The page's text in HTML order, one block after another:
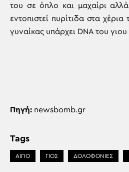
του σε όπλο και μαχαίρι
εντοπιστεί πυρίτιδα στα
γυναίκας υπάρχει DNA του γιου
Πηγή: newsbomb.gr
Tags
ΑΙΓΙΟ ΓΙΟΣ ΔΟΛΟΦΟΝΙΕΣ